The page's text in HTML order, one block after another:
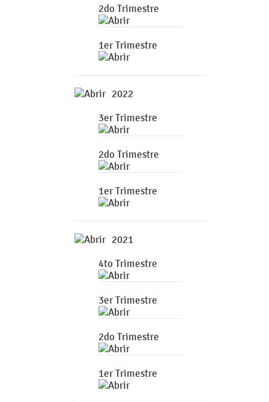
2do Trimestre
1er Trimestre
2022
3er Trimestre
2do Trimestre
1er Trimestre
2021
4to Trimestre
3er Trimestre
2do Trimestre
1er Trimestre